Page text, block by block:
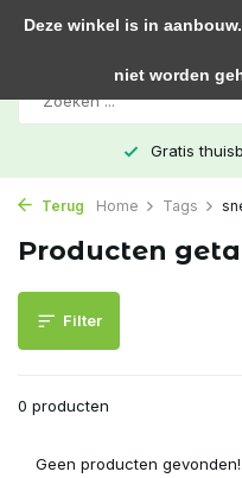
Gratis
Terug Home Tags
Producten
Filter
0 producten
Geen producten
Deze winkel is in
niet worden